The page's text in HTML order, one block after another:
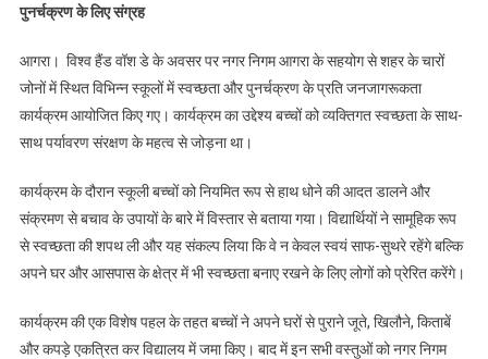
पुनर्चक्रण के लिए संग्रह
आगरा। विश्व हैंड वॉश डे के अवसर पर नगर निगम आगरा के सहयोग से शहर के चारों
जोनों में स्थित विभिन्न स्कूलों में स्वच्छता और पुनर्चक्रण के प्रति जनजागरूकता
कार्यक्रम आयोजित किए गए। कार्यक्रम का उद्देश्य बच्चों को व्यक्तिगत स्वच्छता के साथ-
साथ पर्यावरण संरक्षण के महत्व से जोड़ना था।
कार्यक्रम के दौरान स्कूली बच्चों को नियमित रूप से हाथ धोने की आदत डालने और
संक्रमण से बचाव के उपायों के बारे में विस्तार से बताया गया। विद्यार्थियों ने सामूहिक रूप
से स्वच्छता की शपथ ली और यह संकल्प लिया कि वे न केवल स्वयं साफ-सुथरे रहेंगे बल्कि
अपने घर और आसपास के क्षेत्र में भी स्वच्छता बनाए रखने के लिए लोगों को प्रेरित करेंगे।
कार्यक्रम की एक विशेष पहल के तहत बच्चों ने अपने घरों से पुराने जूते, खिलौने, किताबें
और कपड़े एकत्रित कर विद्यालय में जमा किए। बाद में इन सभी वस्तुओं को नगर निगम